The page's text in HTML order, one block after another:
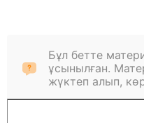
Бұл бетте
ұсынылған.
жүктеп алып,